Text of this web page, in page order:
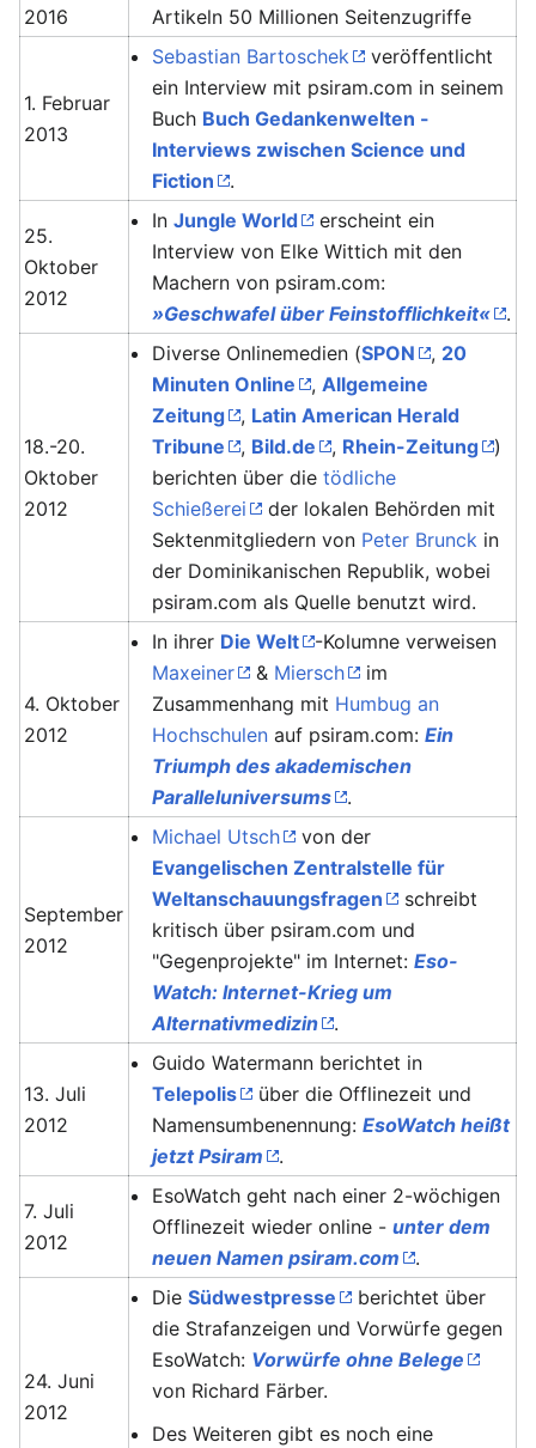
2016
Artikeln 50 Millionen Seitenzugriffe
1. Februar
2013
Sebastian Bartoschek
veröffentlicht
ein Interview mit psiram.com in seinem
Buch Buch Gedankenwelten -
Interviews zwischen Science und
Fiction
.
25.
Oktober
2012
InJungle World
erscheint ein
Interview von Elke Wittich mit den
Machern von psiram.com:
»Geschwafel über Feinstofflichkeit«
.
18.-20.
Oktober
2012
Diverse Onlinemedien (SPON , 20
Minuten Online
,Allgemeine
Zeitung
, Latin American Herald
Tribune
, Bild.de , Rhein-Zeitung
)
berichten über dietödliche
Schießerei
der lokalen Behörden mit
Sektenmitgliedern von Peter Brunck in
der Dominikanischen Republik, wobei
psiram.com als Quelle benutzt wird.
4. Oktober
2012
In ihrer Die Welt
-Kolumne verweisen
Maxeiner
& Miersch
im
Zusammenhang mit Humbug an
Hochschulen auf psiram.com:Ein
Triumph des akademischen
Paralleluniversums
.
September
2012
Michael Utsch
von der
Evangelischen Zentralstelle für
Weltanschauungsfragen
schreibt
kritisch über psiram.com und
"Gegenprojekte" im Internet:Eso-
Watch: Internet-Krieg um
Alternativmedizin
.
13. Juli
2012
Guido Watermann berichtet in
Telepolis
über die Offlinezeit und
Namensumbenennung:EsoWatch heißt
jetzt Psiram
.
7. Juli
2012
EsoWatch geht nach einer 2-wöchigen
Offlinezeit wieder online -unter dem
neuen Namen psiram.com
.
24. Juni
2012
DieSüdwestpresse
berichtet über
die Strafanzeigen und Vorwürfe gegen
EsoWatch: Vorwürfe ohne Belege
von Richard Färber.
Des Weiteren gibt es noch eine